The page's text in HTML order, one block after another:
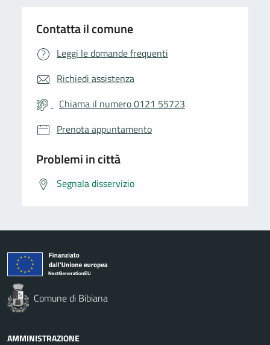
Contatta il comune
Leggi le domande frequenti
Richiedi assistenza
Chiama il numero 0121 55723
Prenota appuntamento
Problemi in città
Segnala disservizio
Comune di Bibiana
AMMINISTRAZIONE